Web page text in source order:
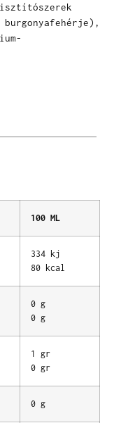
100 ML
334 kj
80 kcal
0 g
0 g
1 gr
0 gr
0 g